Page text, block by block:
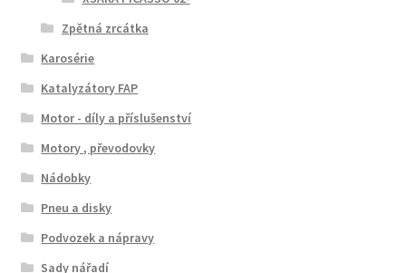
Zpětná zrcátka
Karosérie
Katalyzátory FAP
Motor - díly a příslušenství
Motory , převodovky
Nádobky
Pneu a disky
Podvozek a nápravy
Sady nářadí